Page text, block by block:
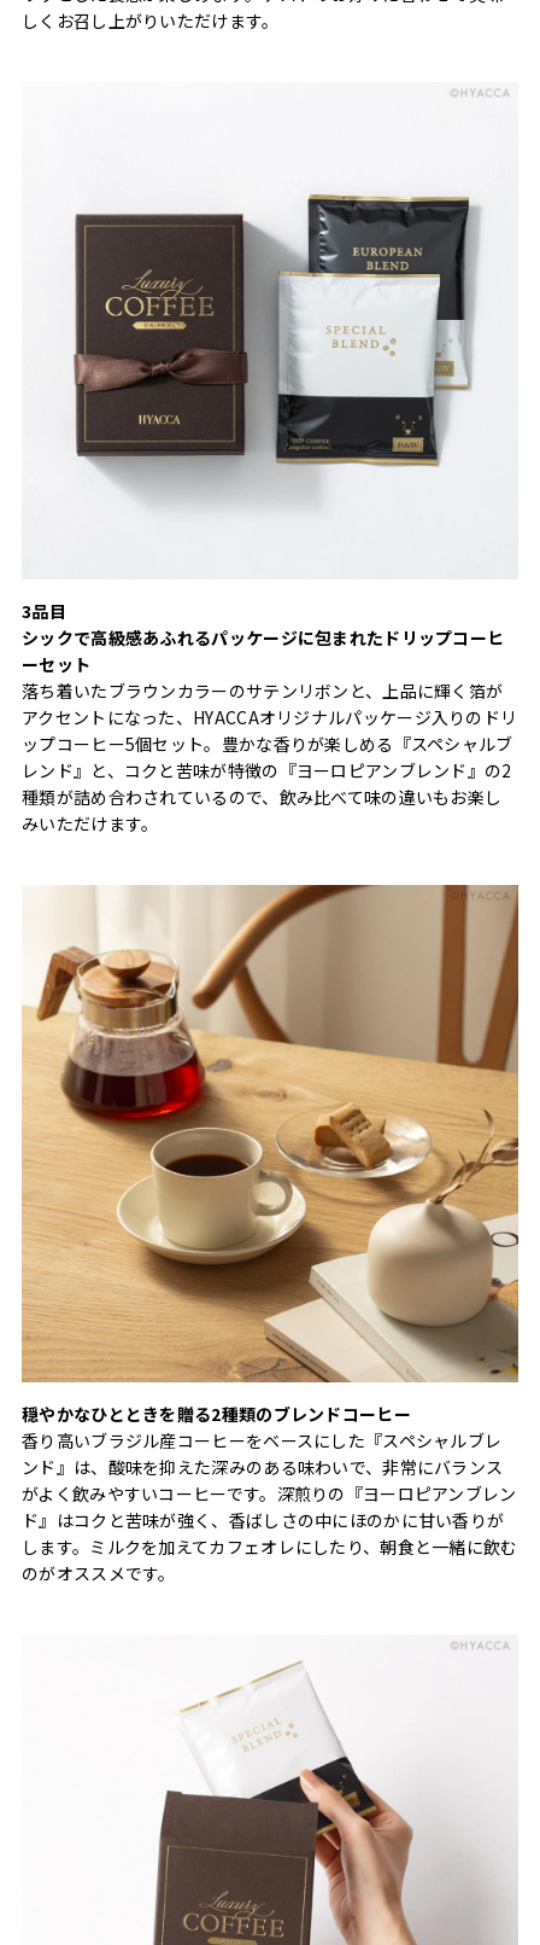
しくお召し上がりいただけます。
3品目
シックで高級感あふれるパッケージに包まれたドリップコーヒ
ーセット
落ち着いたブラウンカラーのサテンリボンと、上品に輝く箔が
アクセントになった、HYACCAオリジナルパッケージ入りのドリ
ップコーヒー5個セット。豊かな香りが楽しめる『スペシャルブ
レンド』と、コクと苦味が特徴の『ヨーロピアンブレンド』の2
種類が詰め合わされているので、飲み比べて味の違いもお楽し
みいただけます。
穏やかなひとときを贈る2種類のブレンドコーヒー
香り高いブラジル産コーヒーをベースにした『スペシャルブレ
ンド』は、酸味を抑えた深みのある味わいで、非常にバランス
がよく飲みやすいコーヒーです。深煎りの『ヨーロピアンブレン
ド』はコクと苦味が強く、香ばしさの中にほのかに甘い香りが
します。ミルクを加えてカフェオレにしたり、朝食と一緒に飲む
のがオススメです。